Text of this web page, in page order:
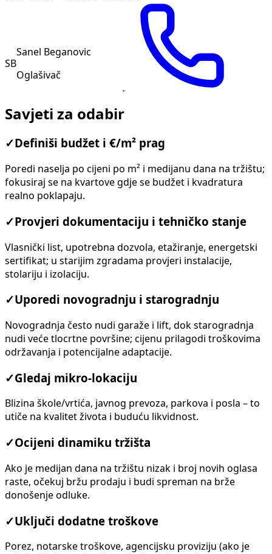
SB
Sanel Beganovic
Oglašivač
Savjeti za odabir
✓ Definiši budžet i €/m² prag
Poredi naselja po cijeni po m² i medijanu dana na tržištu;
fokusiraj se na kvartove gdje se budžet i kvadratura
realno poklapaju.
✓ Provjeri dokumentaciju i tehničko stanje
Vlasnički list, upotrebna dozvola, etažiranje, energetski
sertifikat; u starijim zgradama provjeri instalacije,
stolariju i izolaciju.
✓Uporedi novogradnju i starogradnju
Novogradnja često nudi garaže i lift, dok starogradnja
nudi veće tlocrtne površine; cijenu prilagodi troškovima
održavanja i potencijalne adaptacije.
✓Gledaj mikro-lokaciju
Blizina škole/vrtića, javnog prevoza, parkova i posla – to
utiče na kvalitet života i buduću likvidnost.
✓Ocijeni dinamiku tržišta
Ako je medijan dana na tržištu nizak i broj novih oglasa
raste, očekuj bržu prodaju i budi spreman na brže
donošenje odluke.
✓Uključi dodatne troškove
Porez, notarske troškove, agencijsku proviziju (ako je